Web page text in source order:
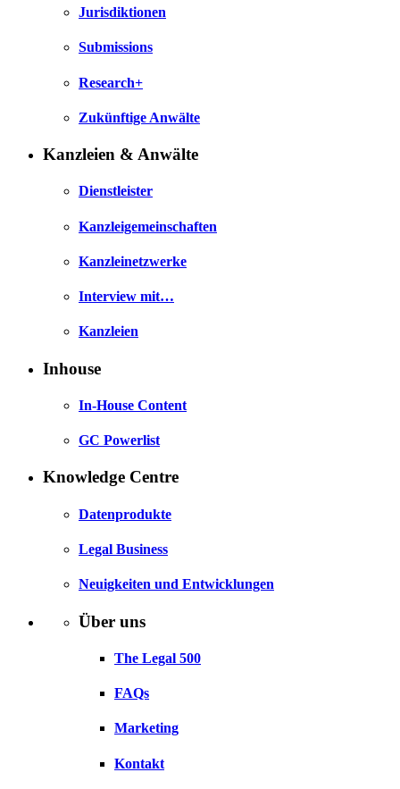
Jurisdiktionen
Submissions
Research+
Zukünftige Anwälte
Kanzleien & Anwälte
Dienstleister
Kanzleigemeinschaften
Kanzleinetzwerke
Interview mit…
Kanzleien
Inhouse
In-House Content
GC Powerlist
Knowledge Centre
Datenprodukte
Legal Business
Neuigkeiten und Entwicklungen
Über uns
The Legal 500
FAQs
Marketing
Kontakt